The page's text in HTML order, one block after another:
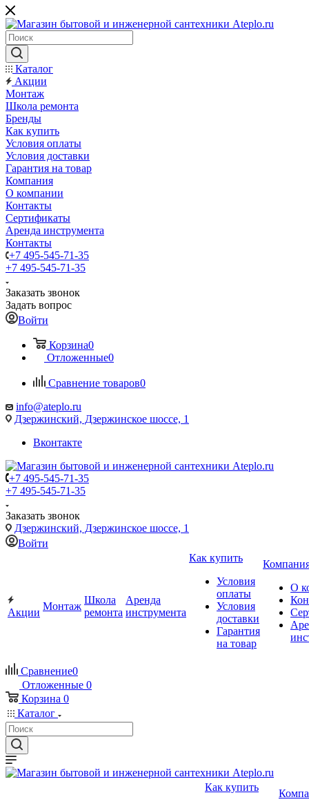
Каталог
Акции
Монтаж
Школа ремонта
Бренды
Как купить
Условия оплаты
Условия доставки
Гарантия на товар
Компания
О компании
Контакты
Сертификаты
Аренда инструмента
Контакты
+7 495-545-71-35
+7 495-545-71-35
Заказать звонок
Задать вопрос
Войти
Корзина0
Отложенные0
Сравнение товаров0
info@ateplo.ru
Дзержинский, Дзержинское шоссе, 1
Вконтакте
+7 495-545-71-35
+7 495-545-71-35
Заказать звонок
Дзержинский, Дзержинское шоссе, 1
Войти
Акции
Монтаж
Школа
ремонта
Аренда
инструмента
Как купить
Условия
оплаты
Условия
доставки
Гарантия
на товар
О
Сравнение0
Отложенные 0
Корзина 0
Каталог
Как купить